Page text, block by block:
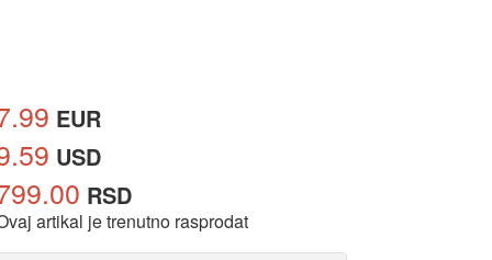
EUR
USD
RSD
artikal je trenutno rasprodat